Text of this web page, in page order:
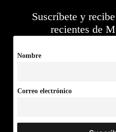
Suscríbete y
recientes de
Nombre
Correo electrónico